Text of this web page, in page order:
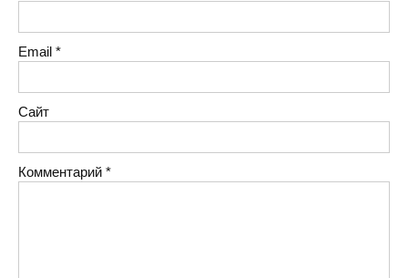
Email *
Сайт
Комментарий *